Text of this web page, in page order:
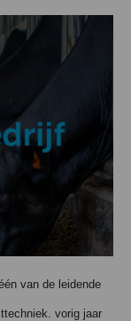
van de leidende
vorig jaar